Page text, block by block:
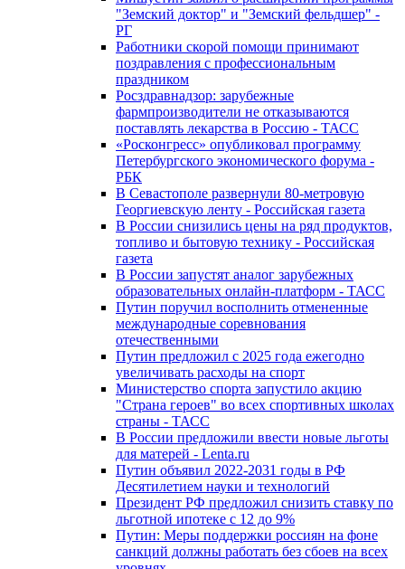
"Земский доктор" и "Земский фельдшер" -
РГ
Работники скорой помощи принимают
поздравления с профессиональным
праздником
Росздравнадзор: зарубежные
фармпроизводители не отказываются
поставлять лекарства в Россию - ТАСС
«Росконгресс» опубликовал программу
Петербургского экономического форума -
РБК
В Севастополе развернули 80-метровую
Георгиевскую ленту - Российская газета
В России снизились цены на ряд продуктов,
топливо и бытовую технику - Российская
газета
В России запустят аналог зарубежных
образовательных онлайн-платформ - ТАСС
Путин поручил восполнить отмененные
международные соревнования
отечественными
Путин предложил с 2025 года ежегодно
увеличивать расходы на спорт
Министерство спорта запустило акцию
"Страна героев" во всех спортивных школах
страны - ТАСС
В России предложили ввести новые льготы
для матерей - Lenta.ru
Путин объявил 2022-2031 годы в РФ
Десятилетием науки и технологий
Президент РФ предложил снизить ставку по
льготной ипотеке с 12 до 9%
Путин: Меры поддержки россиян на фоне
санкций должны работать без сбоев на всех